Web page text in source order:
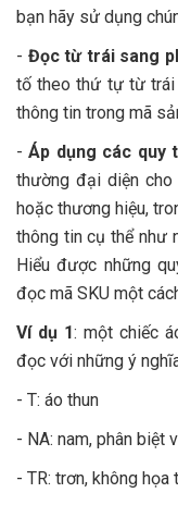
bạn hãy sử dụng
- Đọc từ trái sang
tố theo thứ tự từ trái
thông tin trong mã
- Áp dụng các quy
thường đại diện
hoặc thương hiệu,
thông tin cụ thể như
Hiểu được những
đọc mã SKU một
Ví dụ 1: một chiếc
đọc với những ý
- T: áo thun
- NA: nam, phân biệt
- TR: trơn, không họa